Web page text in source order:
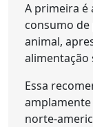
A primeira é
consumo
animal,
alimentação
Essa
norte-